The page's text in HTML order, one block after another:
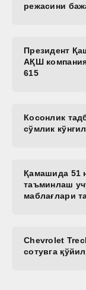
режасини
Президент
АҚШ
615
Косонлик
сўмлик
Қамашида 51
таъминлаш
маблағлари
Chevrolet
сотувга